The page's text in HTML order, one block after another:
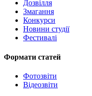
Дозвілля
Змагання
Конкурси
Новини студії
Фестивалі
Формати статей
Фотозвіти
Відеозвіти